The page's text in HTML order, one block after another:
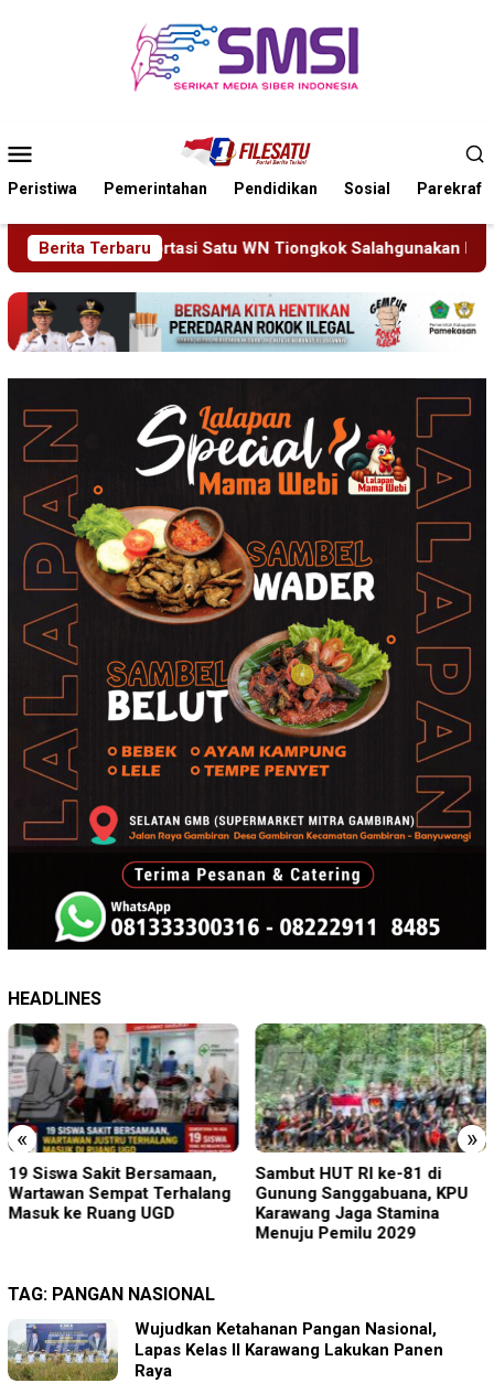
Mobile
Peristiwa Pemerintahan Pendidikan Sosial Parekraf
Berita Terbaru
WN Tiongkok Salahgunakan Ijin Tinggal 19 Siswa
HEADLINES
« »
19 Siswa Sakit Bersamaan,
Wartawan Sempat Terhalang
Masuk ke Ruang UGD
Sambut HUT RI ke-81 di
Gunung Sanggabuana, KPU
Karawang Jaga Stamina
Menuju Pemilu 2029
TAG: PANGAN NASIONAL
Wujudkan Ketahanan Pangan Nasional,
Lapas Kelas II Karawang Lakukan Panen
Raya